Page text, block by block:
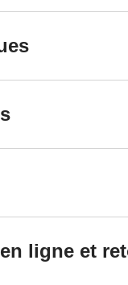
ligne et